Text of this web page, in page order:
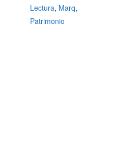
Lectura, Marq,
Patrimonio